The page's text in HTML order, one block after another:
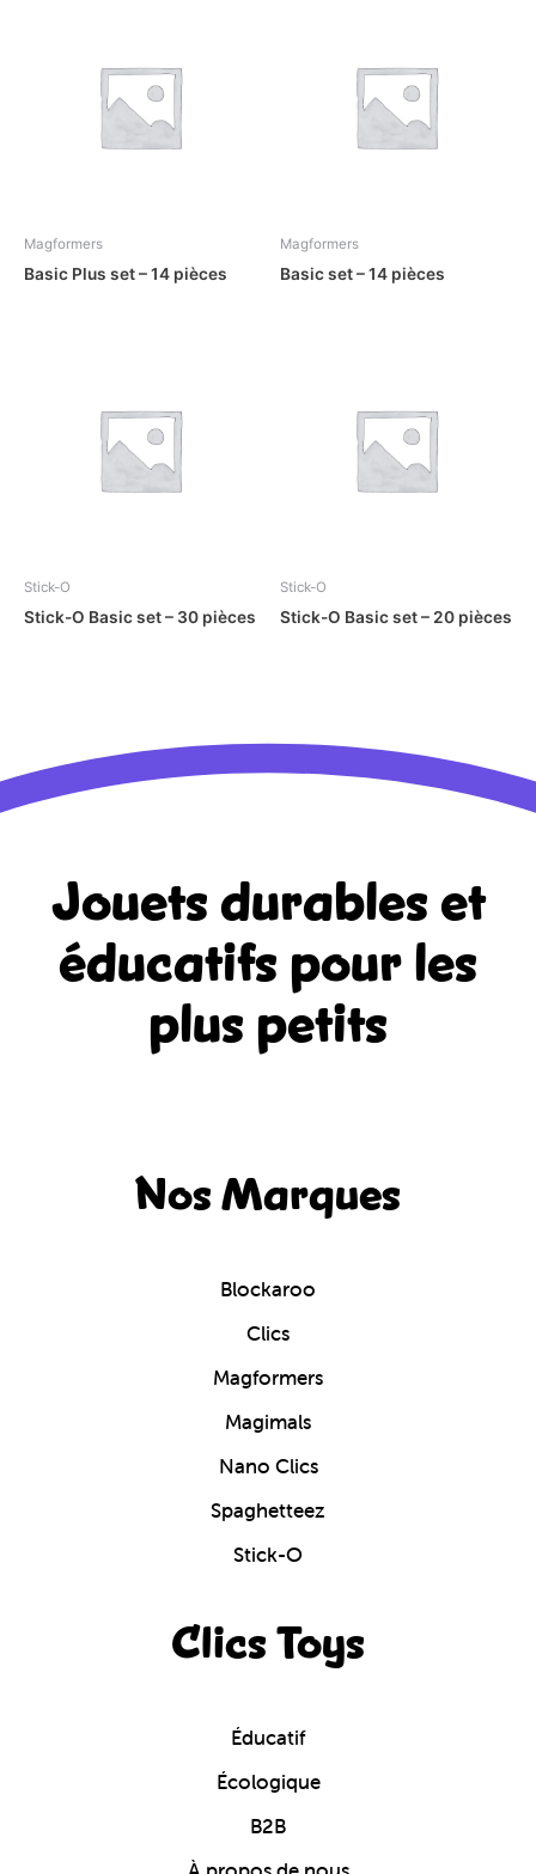
Magformers
Basic Plus set – 14 pièces
Magformers
Basic set – 14 pièces
Stick-O
Stick-O Basic set – 30 pièces
Stick-O
Stick-O Basic set – 20 pièces
Jouets durables et
éducatifs pour les
plus petits
Nos Marques
Blockaroo
Clics
Magformers
Magimals
Nano Clics
Spaghetteez
Stick-O
Clics Toys
Éducatif
Écologique
B2B